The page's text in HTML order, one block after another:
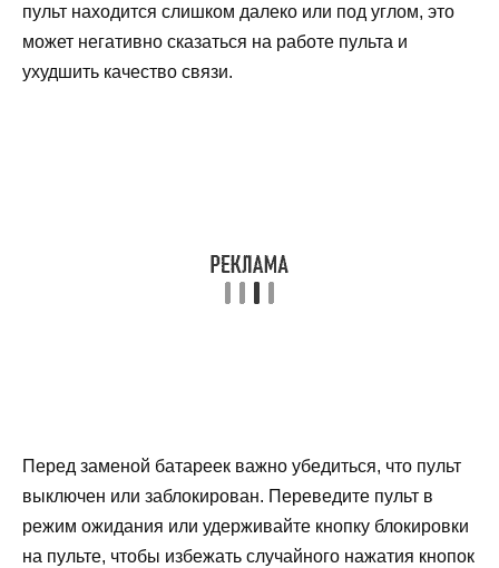
пульт находится слишком далеко или под углом, это
может негативно сказаться на работе пульта и
ухудшить качество связи.
Перед заменой батареек важно убедиться, что пульт
выключен или заблокирован. Переведите пульт в
режим ожидания или удерживайте кнопку блокировки
на пульте, чтобы избежать случайного нажатия кнопок